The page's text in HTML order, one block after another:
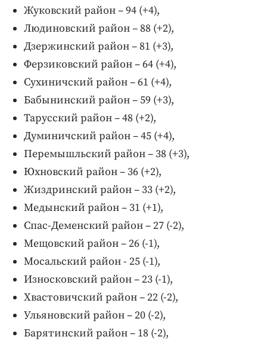
Жуковский район – 94 (+4),
Людиновский район – 88 (+2),
Дзержинский район – 81 (+3),
Ферзиковский район – 64 (+4),
Сухиничский район – 61 (+4),
Бабынинский район – 59 (+3),
Тарусский район – 48 (+2),
Думиничский район – 45 (+4),
Перемышльский район – 38 (+3),
Юхновский район – 36 (+2),
Жиздринский район – 33 (+2),
Медынский район – 31 (+1),
Спас-Деменский район – 27 (-2),
Мещовский район – 26 (-1),
Мосальский район - 25 (-1),
Износковский район – 23 (-1),
Хвастовичский район – 22 (-2),
Ульяновский район – 20 (-2),
Барятинский район – 18 (-2),